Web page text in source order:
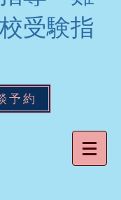
受験指
予約